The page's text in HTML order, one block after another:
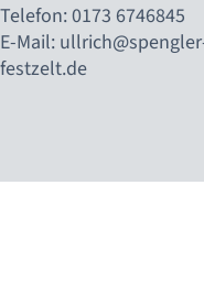
Telefon: 0173 6746845
E-Mail:
festzelt.de